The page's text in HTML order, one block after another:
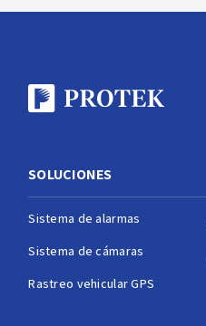
SOLUCIONES
Sistema de alarmas
Sistema de cámaras
Rastreo vehicular GPS